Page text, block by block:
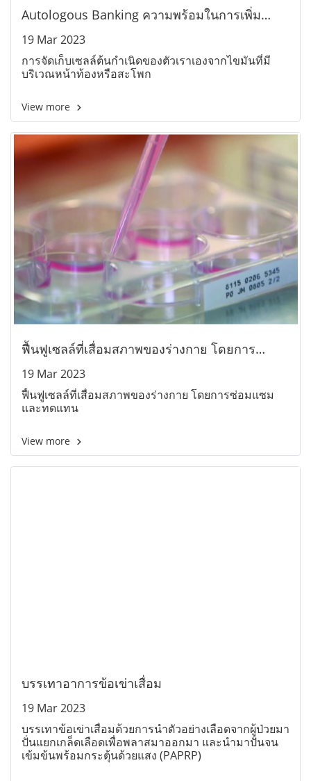
Autologous Banking ความพร้อมในการเพิ่ม
จำนวน เพื่อการรักษาในอนาคต
19 Mar 2023
การจัดเก็บเซลล์ต้นกำเนิดของตัวเราเองจากไขมันที่มี
บริเวณหน้าท้องหรือสะโพก
View more
ฟื้นฟูเซลล์ที่เสื่อมสภาพของร่างกาย โดยการ
ซ่อมแซม และทดแทน
19 Mar 2023
ฟื้นฟูเซลล์ที่เสื่อมสภาพของร่างกาย โดยการซ่อมแซม
และทดแทน
View more
บรรเทาอาการข้อเข่าเสื่อม
19 Mar 2023
บรรเทาข้อเข่าเสื่อมด้วยการนำตัวอย่างเลือดจากผู้ป่วยมา
ปั่นแยกเกล็ดเลือดเพื่อพลาสมาออกมา และนำมาปั่นจน
เข้มข้นพร้อมกระตุ้นด้วยแสง (PAPRP)